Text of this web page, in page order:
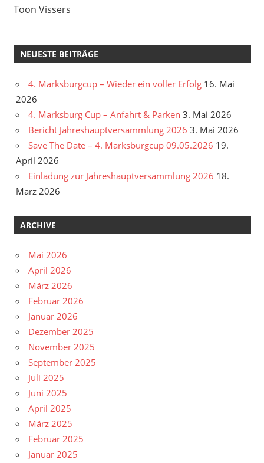
Toon Vissers
NEUESTE BEITRÄGE
4. Marksburgcup – Wieder ein voller Erfolg 16. Mai
2026
4. Marksburg Cup – Anfahrt & Parken 3. Mai 2026
Bericht Jahreshauptversammlung 2026 3. Mai 2026
Save The Date – 4. Marksburgcup 09.05.2026 19.
April 2026
Einladung zur Jahreshauptversammlung 2026 18.
März 2026
ARCHIVE
Mai 2026
April 2026
März 2026
Februar 2026
Januar 2026
Dezember 2025
November 2025
September 2025
Juli 2025
Juni 2025
April 2025
März 2025
Februar 2025
Januar 2025